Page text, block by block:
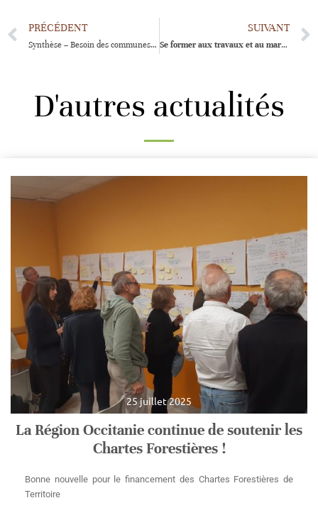
PRÉCÉDENT
Synthèse – Besoin des communes en mobilier extérieur en bois local
SUIVANT
Se former aux travaux et au martelage en irrégulier sur la Forêt Irrégulière École du Bougès : ce sera bientôt possible !
D'autres actualités
25 juillet 2025
La Région Occitanie continue de soutenir les
Chartes Forestières !
Bonne nouvelle pour le financement des Chartes Forestières de
Territoire